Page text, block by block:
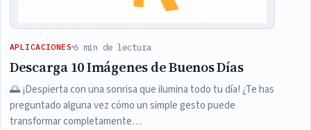
APLICACIONES 6 min de lectura
Descarga 10 Imágenes de Buenos Días
🌅 ¡Despierta con una sonrisa que ilumina todo tu día! ¿Te has
preguntado alguna vez cómo un simple gesto puede
transformar completamente…